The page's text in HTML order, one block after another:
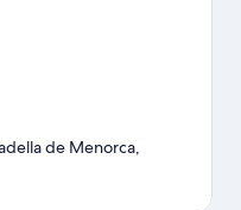
de Menorca,